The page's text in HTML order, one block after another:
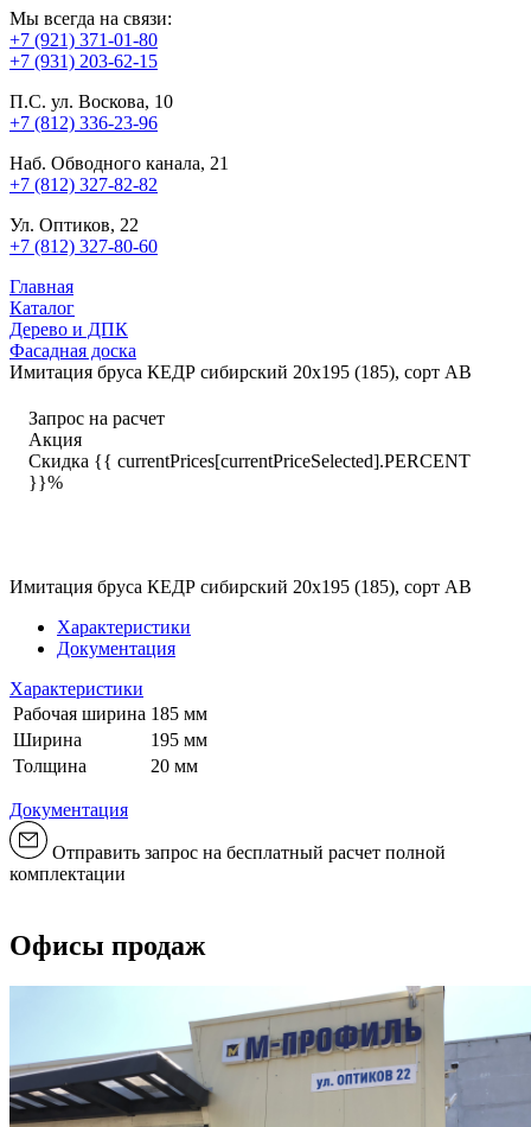
Мы всегда на связи:
+7 (921) 371-01-80
+7 (931) 203-62-15
П.С. ул. Воскова, 10
+7 (812) 336-23-96
Наб. Обводного канала, 21
+7 (812) 327-82-82
Ул. Оптиков, 22
+7 (812) 327-80-60
Главная
Каталог
Дерево и ДПК
Фасадная доска
Имитация бруса КЕДР сибирский 20х195 (185), сорт АВ
Запрос на расчет
Акция
Скидка {{ currentPrices[currentPriceSelected].PERCENT
}}%
Имитация бруса КЕДР сибирский 20х195 (185), сорт АВ
Характеристики
Документация
Характеристики
Рабочая ширина 185 мм
Ширина
195 мм
Толщина
20 мм
Документация
Отправить запрос на бесплатный расчет полной
комплектации
Офисы продаж